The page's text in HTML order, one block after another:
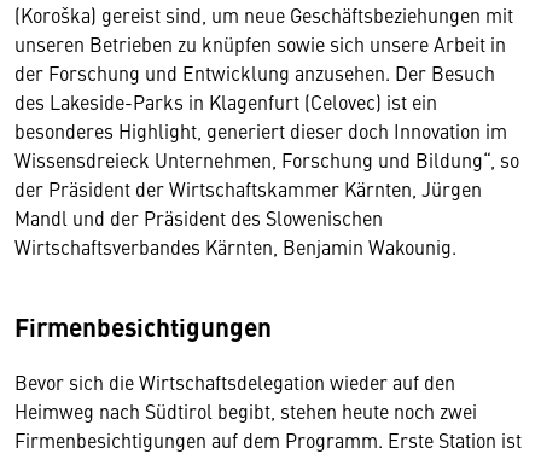
(Koroška) gereist sind, um neue Geschäftsbeziehungen mit
unseren Betrieben zu knüpfen sowie sich unsere Arbeit in
der Forschung und Entwicklung anzusehen. Der Besuch
des Lakeside-Parks in Klagenfurt (Celovec) ist ein
besonderes Highlight, generiert dieser doch Innovation im
Wissensdreieck Unternehmen, Forschung und Bildung“, so
der Präsident der Wirtschaftskammer Kärnten, Jürgen
Mandl und der Präsident des Slowenischen
Wirtschaftsverbandes Kärnten, Benjamin Wakounig.
Firmenbesichtigungen
Bevor sich die Wirtschaftsdelegation wieder auf den
Heimweg nach Südtirol begibt, stehen heute noch zwei
Firmenbesichtigungen auf dem Programm. Erste Station ist